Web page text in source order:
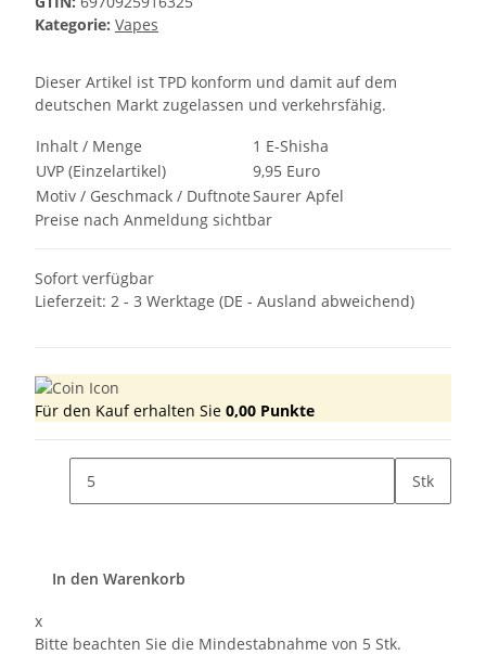
Kategorie: Vapes
Dieser Artikel ist TPD konform und damit auf dem
deutschen Markt zugelassen und verkehrsfähig.
Inhalt / Menge
1 E-Shisha
UVP (Einzelartikel)
9,95 Euro
Motiv / Geschmack / DuftnoteSaurer Apfel
Preise nach Anmeldung sichtbar
Sofort verfügbar
Lieferzeit: 2 - 3 Werktage (DE - Ausland abweichend)
Für den Kauf erhalten Sie 0,00 Punkte
Stk
In den Warenkorb
x
Bitte beachten Sie die Mindestabnahme von 5 Stk.